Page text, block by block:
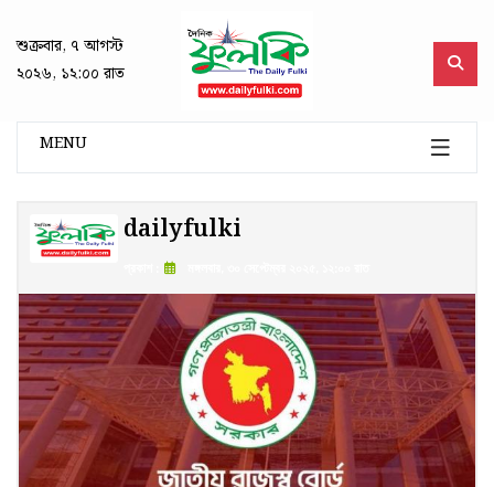
শুক্রবার, ৭ আগস্ট
২০২৬, ১২:০০ রাত
MENU
dailyfulki